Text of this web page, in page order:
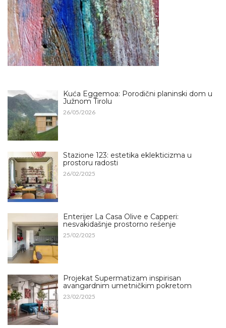
Kuća Eggemoa: Porodični planinski dom u
Južnom Tirolu
26/05/2026
Stazione 123: estetika eklekticizma u
prostoru radosti
26/02/2025
Enterijer La Casa Olive e Capperi:
nesvakidašnje prostorno rešenje
25/02/2025
Projekat Supermatizam inspirisan
avangardnim umetničkim pokretom
23/02/2025